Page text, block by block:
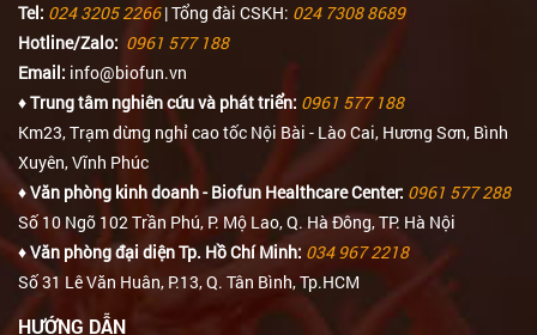
Tel: 024 3205 2266| Tổng đài CSKH: 024 7308 8689
Hotline/Zalo: 0961 577 188
Email: info@biofun.vn
♦ Trung tâm nghiên cứu và phát triển: 0961 577 188
Km23, Trạm dừng nghỉ cao tốc Nội Bài - Lào Cai, Hương Sơn, Bình
Xuyên, Vĩnh Phúc
♦ Văn phòng kinh doanh - Biofun Healthcare Center: 0961 577 288
Số 10 Ngõ 102 Trần Phú, P. Mộ Lao, Q. Hà Đông, TP. Hà Nội
♦ Văn phòng đại diện Tp. Hồ Chí Minh: 034 967 2218
Số 31 Lê Văn Huân, P.13, Q. Tân Bình, Tp.HCM
HƯỚNG DẪN